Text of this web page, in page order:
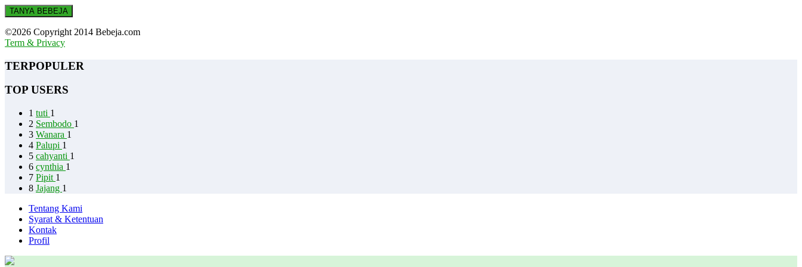
TANYA BEBEJA
©2026 Copyright 2014 Bebeja.com
Term & Privacy
TERPOPULER
TOP USERS
1 tuti 1
2 Sembodo 1
3 Wanara 1
4 Palupi 1
5 cahyanti 1
6 cynthia 1
7 Pipit 1
8 Jajang 1
Tentang Kami
Syarat & Ketentuan
Kontak
Profil